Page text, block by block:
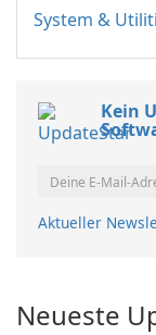
System &
Kein
Aktueller
Neueste